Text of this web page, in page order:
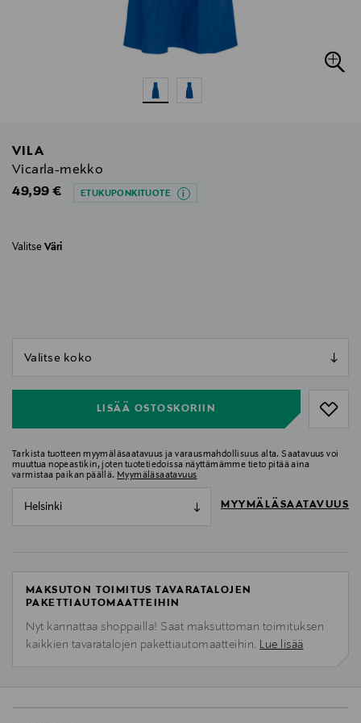
VILA
Vicarla-mekko
Original Price
49,99 € ETUKUPONKITUOTE
Valitse Väri
LISÄÄ OSTOSKORIIN
Tarkista tuotteen myymäläsaatavuus ja varausmahdollisuus alta. Saatavuus voi
muuttua nopeastikin, joten tuotetiedoissa näyttämämme tieto pitää aina
varmistaa paikan päällä. Myymäläsaatavuus
Helsinki MYYMÄLÄSAATAVUUS
MAKSUTON TOIMITUS TAVARATALOJEN
PAKETTIAUTOMAATTEIHIN
Nyt kannattaa shoppailla! Saat maksuttoman toimituksen
kaikkien tavaratalojen pakettiautomaatteihin. Lue lisää